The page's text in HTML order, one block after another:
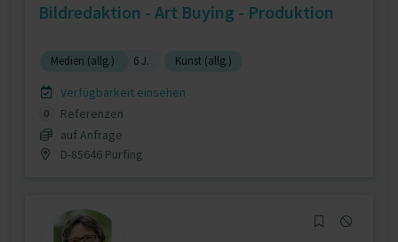
Bildredaktion - Art Buying - Produktion
Medien (allg.) 6 J. Kunst (allg.)
Verfügbarkeit einsehen
0
Referenzen
auf Anfrage
D-85646 Purfing